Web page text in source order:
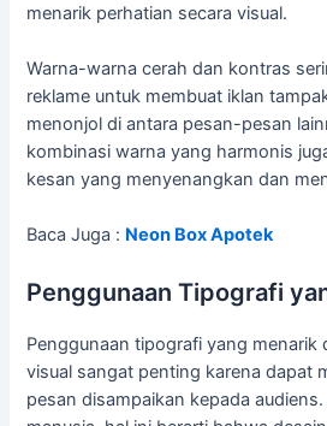
menarik perhatian secara visual.
Warna-warna cerah dan kontras
reklame untuk membuat iklan
menonjol di antara pesan-pesan
kombinasi warna yang harmonis
kesan yang menyenangkan dan
Baca Juga : Neon Box Apotek
Penggunaan Tipografi
Penggunaan tipografi yang menarik
visual sangat penting karena dapat
pesan disampaikan kepada